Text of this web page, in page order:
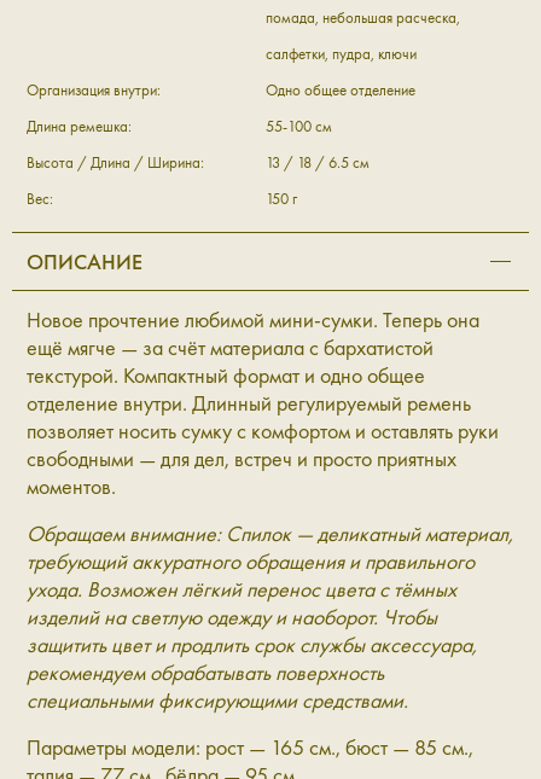
помада, небольшая расческа,
салфетки, пудра, ключи
Организация внутри:
Одно общее отделение
Длина ремешка:
55-100 см
Высота / Длина / Ширина:
13 / 18 / 6.5 см
Вес:
150 г
ОПИСАНИЕ
Новое прочтение любимой мини-сумки. Теперь она
ещё мягче — за счёт материала с бархатистой
текстурой. Компактный формат и одно общее
отделение внутри. Длинный регулируемый ремень
позволяет носить сумку с комфортом и оставлять руки
свободными — для дел, встреч и просто приятных
моментов.
Обращаем внимание: Спилок — деликатный материал,
требующий аккуратного обращения и правильного
ухода. Возможен лёгкий перенос цвета с тёмных
изделий на светлую одежду и наоборот. Чтобы
защитить цвет и продлить срок службы аксессуара,
рекомендуем обрабатывать поверхность
специальными фиксирующими средствами.
Параметры модели: рост — 165 см., бюст — 85 см.,